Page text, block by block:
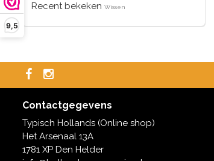
9,5
Recent bekeken Wissen
Contactgegevens
Typisch Hollands (Online shop)
Het Arsenaal 13A
1781 XP Den Helder